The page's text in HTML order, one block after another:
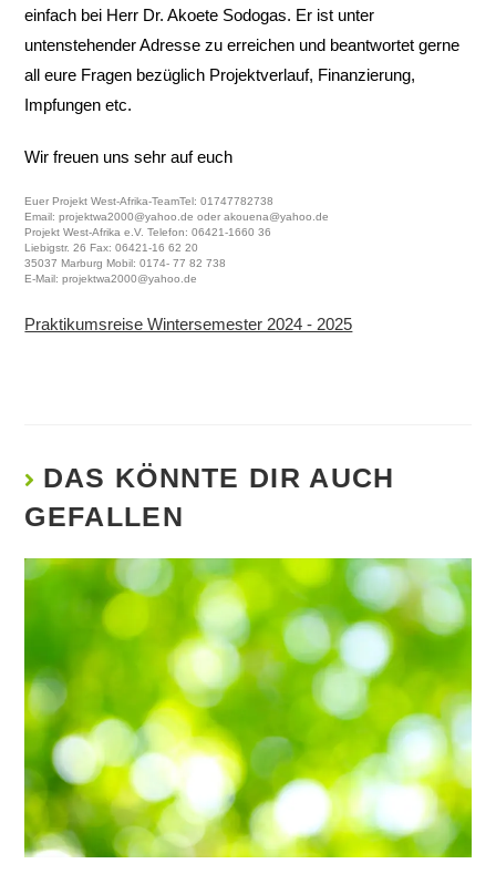
einfach bei Herr Dr. Akoete Sodogas. Er ist unter
untenstehender Adresse zu erreichen und beantwortet gerne
all eure Fragen bezüglich Projektverlauf, Finanzierung,
Impfungen etc.
Wir freuen uns sehr auf euch
Euer Projekt West-Afrika-TeamTel: 01747782738
Email:projektwa2000@yahoo.de oderakouena@yahoo.de
Projekt West-Afrika e.V. Telefon: 06421-1660 36
Liebigstr. 26 Fax: 06421-16 62 20
35037 Marburg Mobil: 0174- 77 82 738
E-Mail:projektwa2000@yahoo.de
Praktikumsreise Wintersemester 2024 - 2025
DAS KÖNNTE DIR AUCH
GEFALLEN